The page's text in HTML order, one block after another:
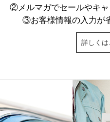
②メルマガでセールやキャ
③お客様情報の入力が
詳しくは